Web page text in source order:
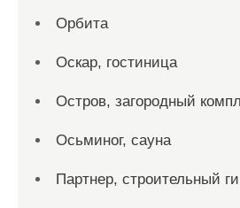
Орбита
Оскар, гостиница
Остров, загородный
Осьминог, сауна
Партнер, строительный